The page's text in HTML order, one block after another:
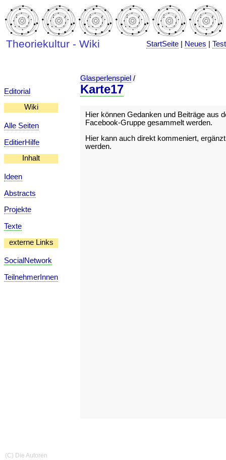
Theoriekultur - Wiki StartSeite Neues |
Editorial
Wiki
Alle Seiten
EditierHilfe
Inhalt
Ideen
Abstracts
Projekte
Texte
externe Links
SocialNetwork
TeilnehmerInnen
Glasperlenspiel /
Karte17
Hier können Gedanken und Beiträge aus
Facebook-Gruppe gesammelt werden.
Hier kann auch direkt kommeniert,
werden.
(C) Die Autoren